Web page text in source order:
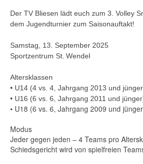
Der TV Bliesen lädt euch zum 3. Volley
dem Jugendturnier zum Saisonauftakt!
Samstag, 13. September 2025
Sportzentrum St. Wendel
Altersklassen
• U14 (4 vs. 4, Jahrgang 2013 und
• U16 (6 vs. 6, Jahrgang 2011 und
• U18 (6 vs. 6, Jahrgang 2009 und
Modus
Jeder gegen jeden – 4 Teams pro
Schiedsgericht wird von spielfreien